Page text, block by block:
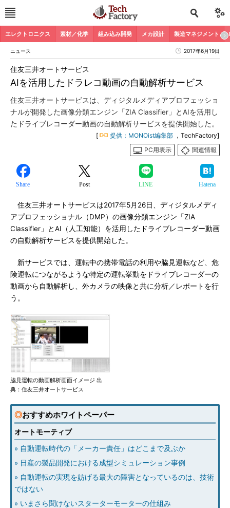
エレクトロニクス 素材／化学 組み込み開発 メカ設計 製造マネジメント
ニュース 2017年6月19日
AIを活用したドラレコ動画の自動解析サービス
住友三井オートサービス
住友三井オートサービスは、ディジタルメディアプロフェッショ
ナルが開発した画像分類エンジン「ZIA Classifier」とAIを活用し
たドライブレコーダー動画の自動解析サービスを提供開始した。
[ 提供：MONOist編集部 ，TechFactory]
PC用表示
関連情報
Share Post LINE Hatena
住友三井オートサービスは2017年5月26日、ディジタルメディ
アプロフェッショナル（DMP）の画像分類エンジン「ZIA
Classifier」とAI（人工知能）を活用したドライブレコーダー動画
の自動解析サービスを提供開始した。
新サービスでは、運転中の携帯電話の利用や脇見運転など、危
険運転につながるような特定の運転挙動をドライブレコーダーの
動画から自動解析し、外カメラの映像と共に分析／レポートを行
う。
脇見運転の動画解析画面イメージ 出
典：住友三井オートサービス
◎おすすめホワイトペーパー
オートモーティブ
» 自動運転時代の「メーカー責任」はどこまで及ぶか
» 日産の製品開発における成型シミュレーション事例
» 自動運転の実現を妨げる最大の障害となっているのは、技術
ではない
» いまさら聞けないスターターモーターの仕組み